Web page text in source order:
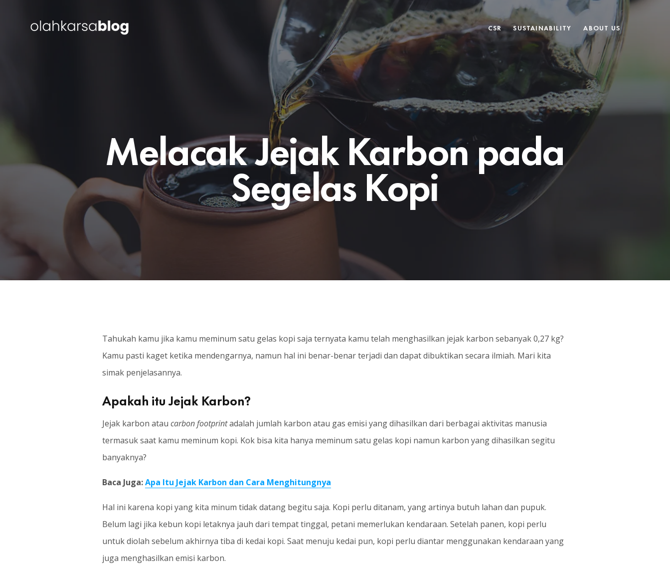
CSR SUSTAINABILITY ABOUT US
Melacak Jejak Karbon pada
Segelas Kopi
Tahukah kamu jika kamu meminum satu gelas kopi saja ternyata kamu telah menghasilkan jejak karbon sebanyak 0,27 kg?
Kamu pasti kaget ketika mendengarnya, namun hal ini benar-benar terjadi dan dapat dibuktikan secara ilmiah. Mari kita
simak penjelasannya.
Apakah itu Jejak Karbon?
Jejak karbon atau carbon footprintadalah jumlah karbon atau gas emisi yang dihasilkan dari berbagai aktivitas manusia
termasuk saat kamu meminum kopi. Kok bisa kita hanya meminum satu gelas kopi namun karbon yang dihasilkan segitu
banyaknya?
Baca Juga:Apa Itu Jejak Karbon dan Cara Menghitungnya
Hal ini karena kopi yang kita minum tidak datang begitu saja. Kopi perlu ditanam, yang artinya butuh lahan dan pupuk.
Belum lagi jika kebun kopi letaknya jauh dari tempat tinggal, petani memerlukan kendaraan. Setelah panen, kopi perlu
untuk diolah sebelum akhirnya tiba di kedai kopi. Saat menuju kedai pun, kopi perlu diantar menggunakan kendaraan yang
juga menghasilkan emisi karbon.